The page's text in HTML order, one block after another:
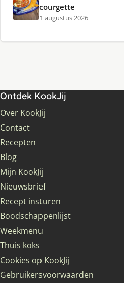
courgette
1 augustus 2026
Ontdek KookJij
Over KookJij
Contact
Recepten
Blog
Mijn KookJij
Nieuwsbrief
Recept insturen
Boodschappenlijst
Weekmenu
Thuis koks
Cookies op KookJij
Gebruikersvoorwaarden